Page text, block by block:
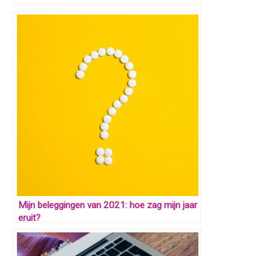
Mijn beleggingen van 2021: hoe zag mijn jaar
eruit?